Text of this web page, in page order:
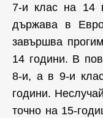
7-и клас на 14
държава в
завършва
14 години. В
8-и, а в 9-и
години.
точно на 15-